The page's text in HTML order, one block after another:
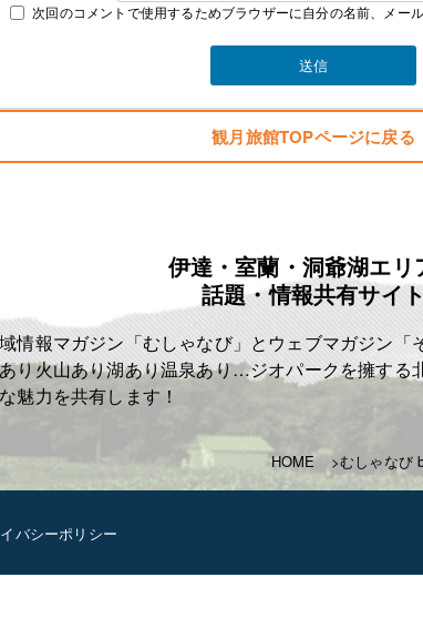
素泊まり ￥4000 税込み ￥4400
夕食 ￥1300 税込み ￥1430
朝食 ￥700 税込み ￥770
お弁当 ￥750 税込み ￥825
冬季の暖房費 ￥300 税込み ￥330
夏季の冷房費 ￥300 税込み ￥330
宿泊税 一泊に付き ￥100
一泊二食 ￥6000 税込み ￥6600
一泊夕食 ￥5300 税込み ￥5830
一泊朝食 ￥4700 税込み ￥5170
となります
よろしくお願いいたします！
T843-000-206-3218
✩相部屋の際はお一人につき-200￥
土日祝日なども料金に変更は
ございません
次回のコメントで使用するためブラウザーに自分の名前、メー
観月旅館TOPページに戻る
伊達・室蘭・洞爺湖エリ
話題・情報共有サイ
情報マガジン「むしゃなび」とウェブマガジン「
り火山あり湖あり温泉あり…ジオパークを擁する
魅力を共有します！
HOME むしゃなび
バシーポリシー